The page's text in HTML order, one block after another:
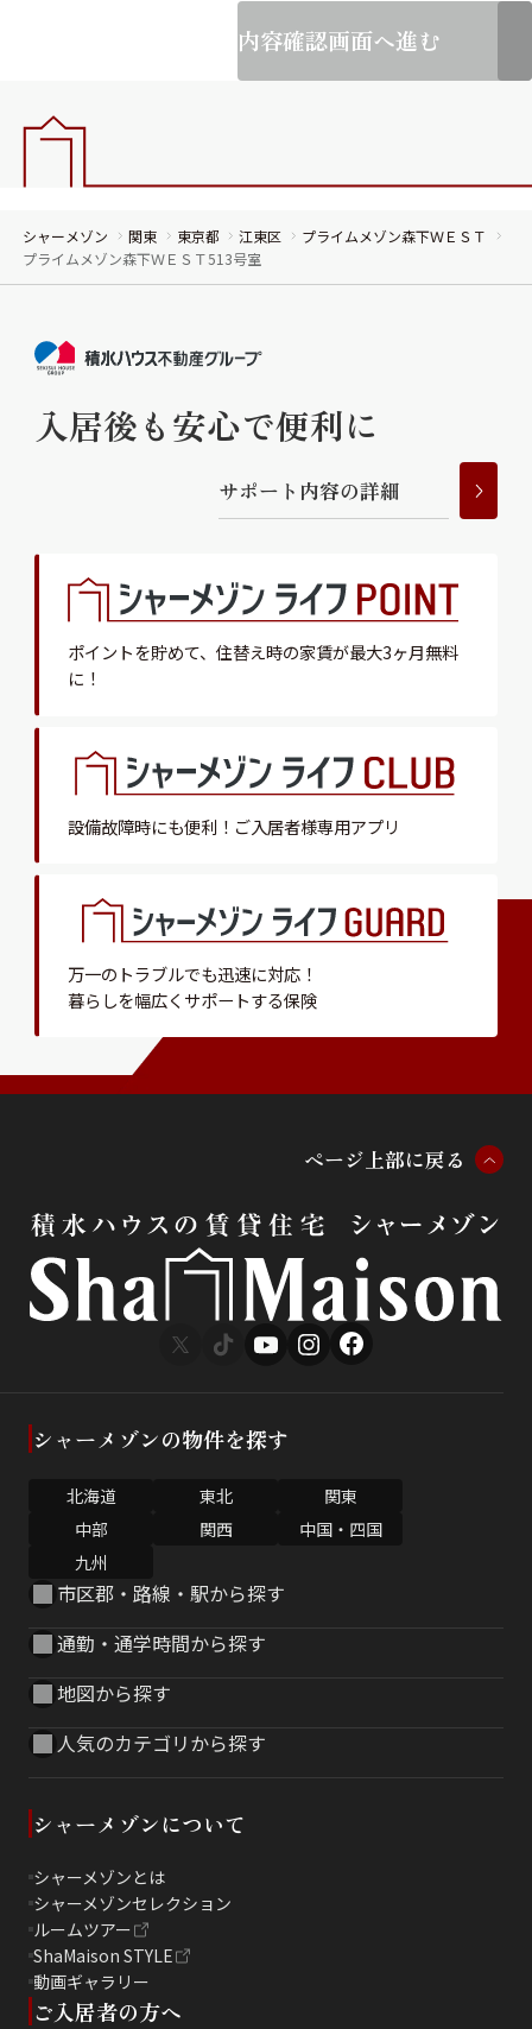
内容確認画面へ進む
シャーメゾン 関東 東京都 江東区
プライムメゾン森下ＷＥＳＴ
プライムメゾン森下ＷＥＳＴ513号室
入居後も安心で便利に
サポー ト 内容の詳細
ポイントを貯めて、 住替え時の家賃が最大3ヶ月無料
に！
設備故障時にも便利！ ご入居者様専用アプリ
万一のトラブルでも迅速に対応！
暮らしを幅広くサポートする保険
ページ 上部に戻る
シャーメゾンの物件を探す
北海道 東北
関東
中部
関西
中国・四国
九州
市区郡・路線・駅から探す
通勤・通学時間から探す
地図から探す
人気のカテゴリから探す
シャーメゾンについて
シャーメゾンとは
シャーメゾンセレクション
ルームツアー
ShaMaison STYLE
動画ギャラリー
ご入居者の方へ